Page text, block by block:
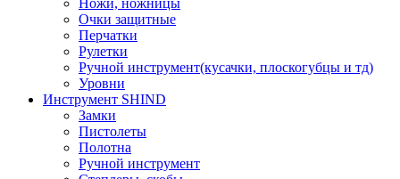
Ножи, ножницы
Очки защитные
Перчатки
Рулетки
Ручной инструмент(кусачки, плоскогубцы и тд)
Уровни
Инструмент SHIND
Замки
Пистолеты
Полотна
Ручной инструмент